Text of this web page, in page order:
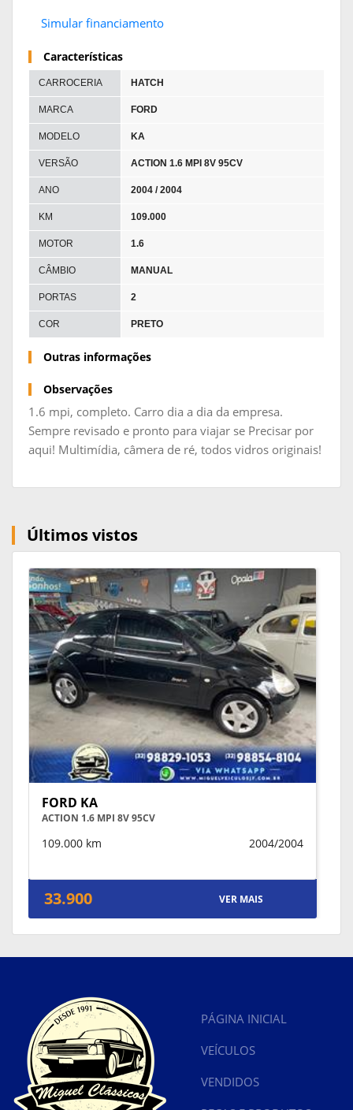
Simular financiamento
Características
CARROCERIA HATCH
MARCA FORD
MODELO KA
VERSÃO ACTION 1.6 MPI 8V 95CV
ANO 2004 / 2004
KM 109.000
MOTOR 1.6
CÂMBIO MANUAL
PORTAS 2
COR PRETO
Outras informações
Observações
1.6 mpi, completo. Carro dia a dia da empresa.
Sempre revisado e pronto para viajar se Precisar por
aqui! Multimídia, câmera de ré, todos vidros originais!
Últimos vistos
FORD KA
ACTION 1.6 MPI 8V 95CV
109.000 km 2004/2004
33.900 VER MAIS
PÁGINA INICIAL
VEÍCULOS
VENDIDOS